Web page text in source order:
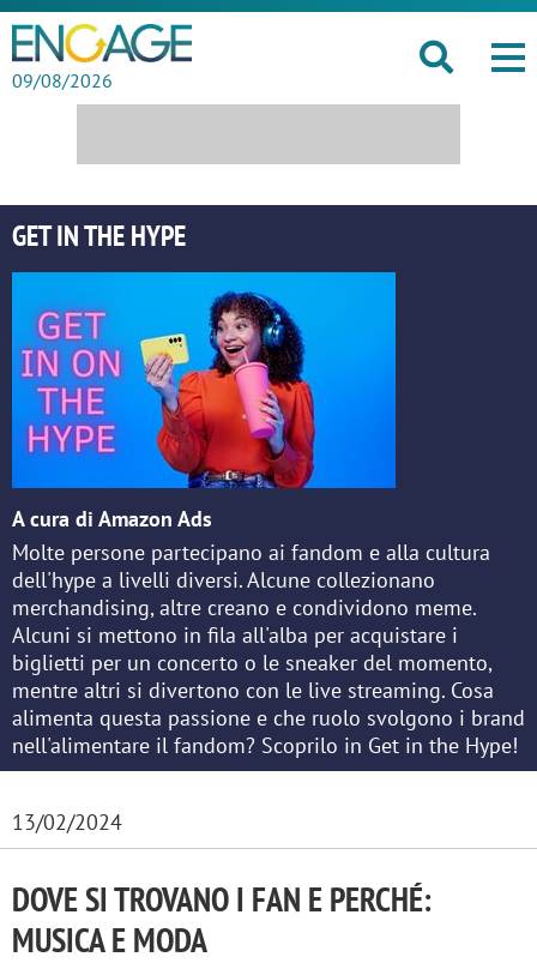
09/08/2026
GET IN THE HYPE
A cura di Amazon Ads
Molte persone partecipano ai fandom e alla cultura
dell'hype a livelli diversi. Alcune collezionano
merchandising, altre creano e condividono meme.
Alcuni si mettono in fila all'alba per acquistare i
biglietti per un concerto o le sneaker del momento,
mentre altri si divertono con le live streaming. Cosa
alimenta questa passione e che ruolo svolgono i brand
nell'alimentare il fandom? Scoprilo in Get in the Hype!
13/02/2024
DOVE SI TROVANO I FAN E PERCHÉ:
MUSICA E MODA